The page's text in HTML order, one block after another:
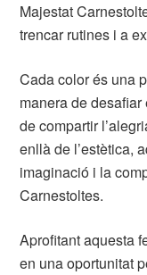
Majestat
trencar rutines i a
Cada color és una
manera de
de compartir
enllà de l’estètica,
imaginació i la
Carnestoltes.
Aprofitant aquesta
en una oportunitat